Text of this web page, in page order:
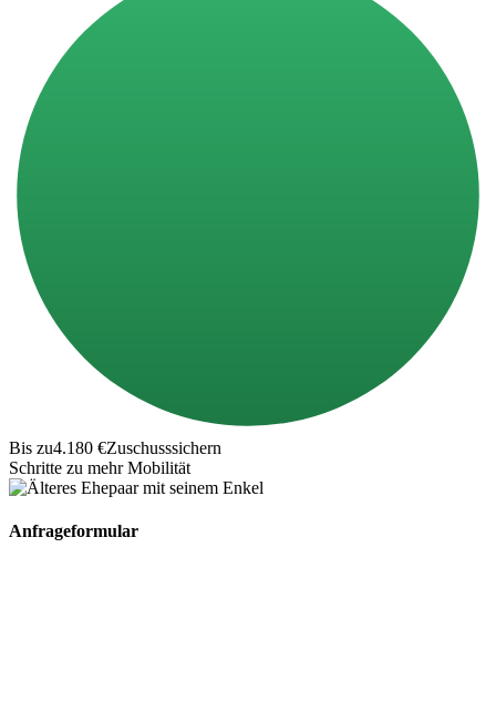
Bis zu4.180 €Zuschusssichern
Schritte zu mehr Mobilität
Anfrageformular